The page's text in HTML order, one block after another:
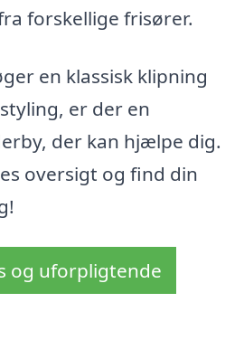
forskellige frisører.
en klassisk klipning
er der en
der kan hjælpe dig.
oversigt og find din
og uforpligtende